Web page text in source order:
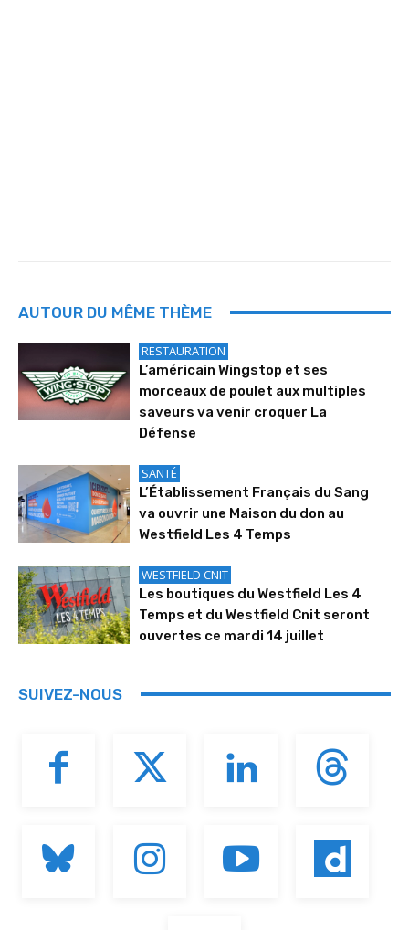
AUTOUR DU MÊME THÈME
RESTAURATION
L’américain Wingstop et ses
morceaux de poulet aux multiples
saveurs va venir croquer La
Défense
SANTÉ
L’Établissement Français du Sang
va ouvrir une Maison du don au
Westfield Les 4 Temps
WESTFIELD CNIT
Les boutiques du Westfield Les 4
Temps et du Westfield Cnit seront
ouvertes ce mardi 14 juillet
SUIVEZ-NOUS